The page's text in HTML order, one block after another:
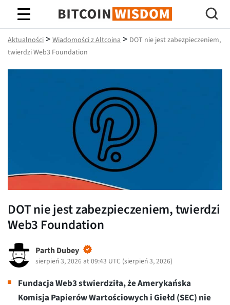
Mądrość Bitcoina
Aktualności > Wiadomości z Altcoina > DOT nie jest zabezpieczeniem,
twierdzi Web3 Foundation
DOT nie jest zabezpieczeniem, twierdzi
Web3 Foundation
Parth Dubey
sierpień 3, 2026 at 09:43 UTC (sierpień 3, 2026)
Fundacja Web3 stwierdziła, że Amerykańska
Komisja Papierów Wartościowych i Giełd (SEC) nie